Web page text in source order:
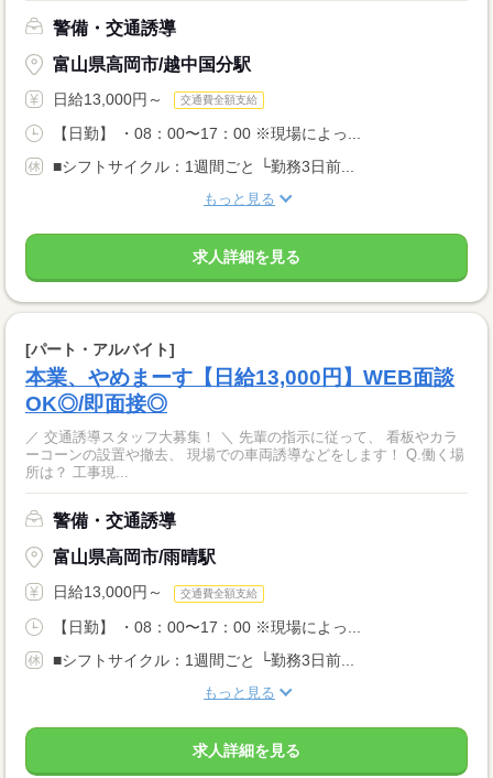
警備・交通誘導
富山県高岡市/越中国分駅
日給13,000円～ 交通費全額支給
【日勤】 ・08：00〜17：00 ※現場によっ...
■シフトサイクル：1週間ごと └勤務3日前...
もっと見る
求人詳細を見る
[パート・アルバイト]
本業、やめまーす【日給13,000円】WEB面談
OK◎/即面接◎
／ 交通誘導スタッフ大募集！ ＼ 先輩の指示に従って、 看板やカラ
ーコーンの設置や撤去、 現場での車両誘導などをします！ Q.働く場
所は？ 工事現...
警備・交通誘導
富山県高岡市/雨晴駅
日給13,000円～ 交通費全額支給
【日勤】 ・08：00〜17：00 ※現場によっ...
■シフトサイクル：1週間ごと └勤務3日前...
もっと見る
求人詳細を見る